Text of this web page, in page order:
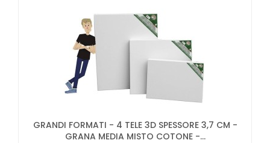
GRANDI FORMATI - 4 TELE 3D SPESSORE 3,7 CM -
GRANA MEDIA MISTO COTONE -...